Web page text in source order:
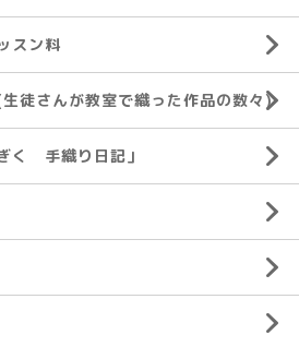
スン料
徒さんが教室で織った作品の数々)
く 手織り日記」